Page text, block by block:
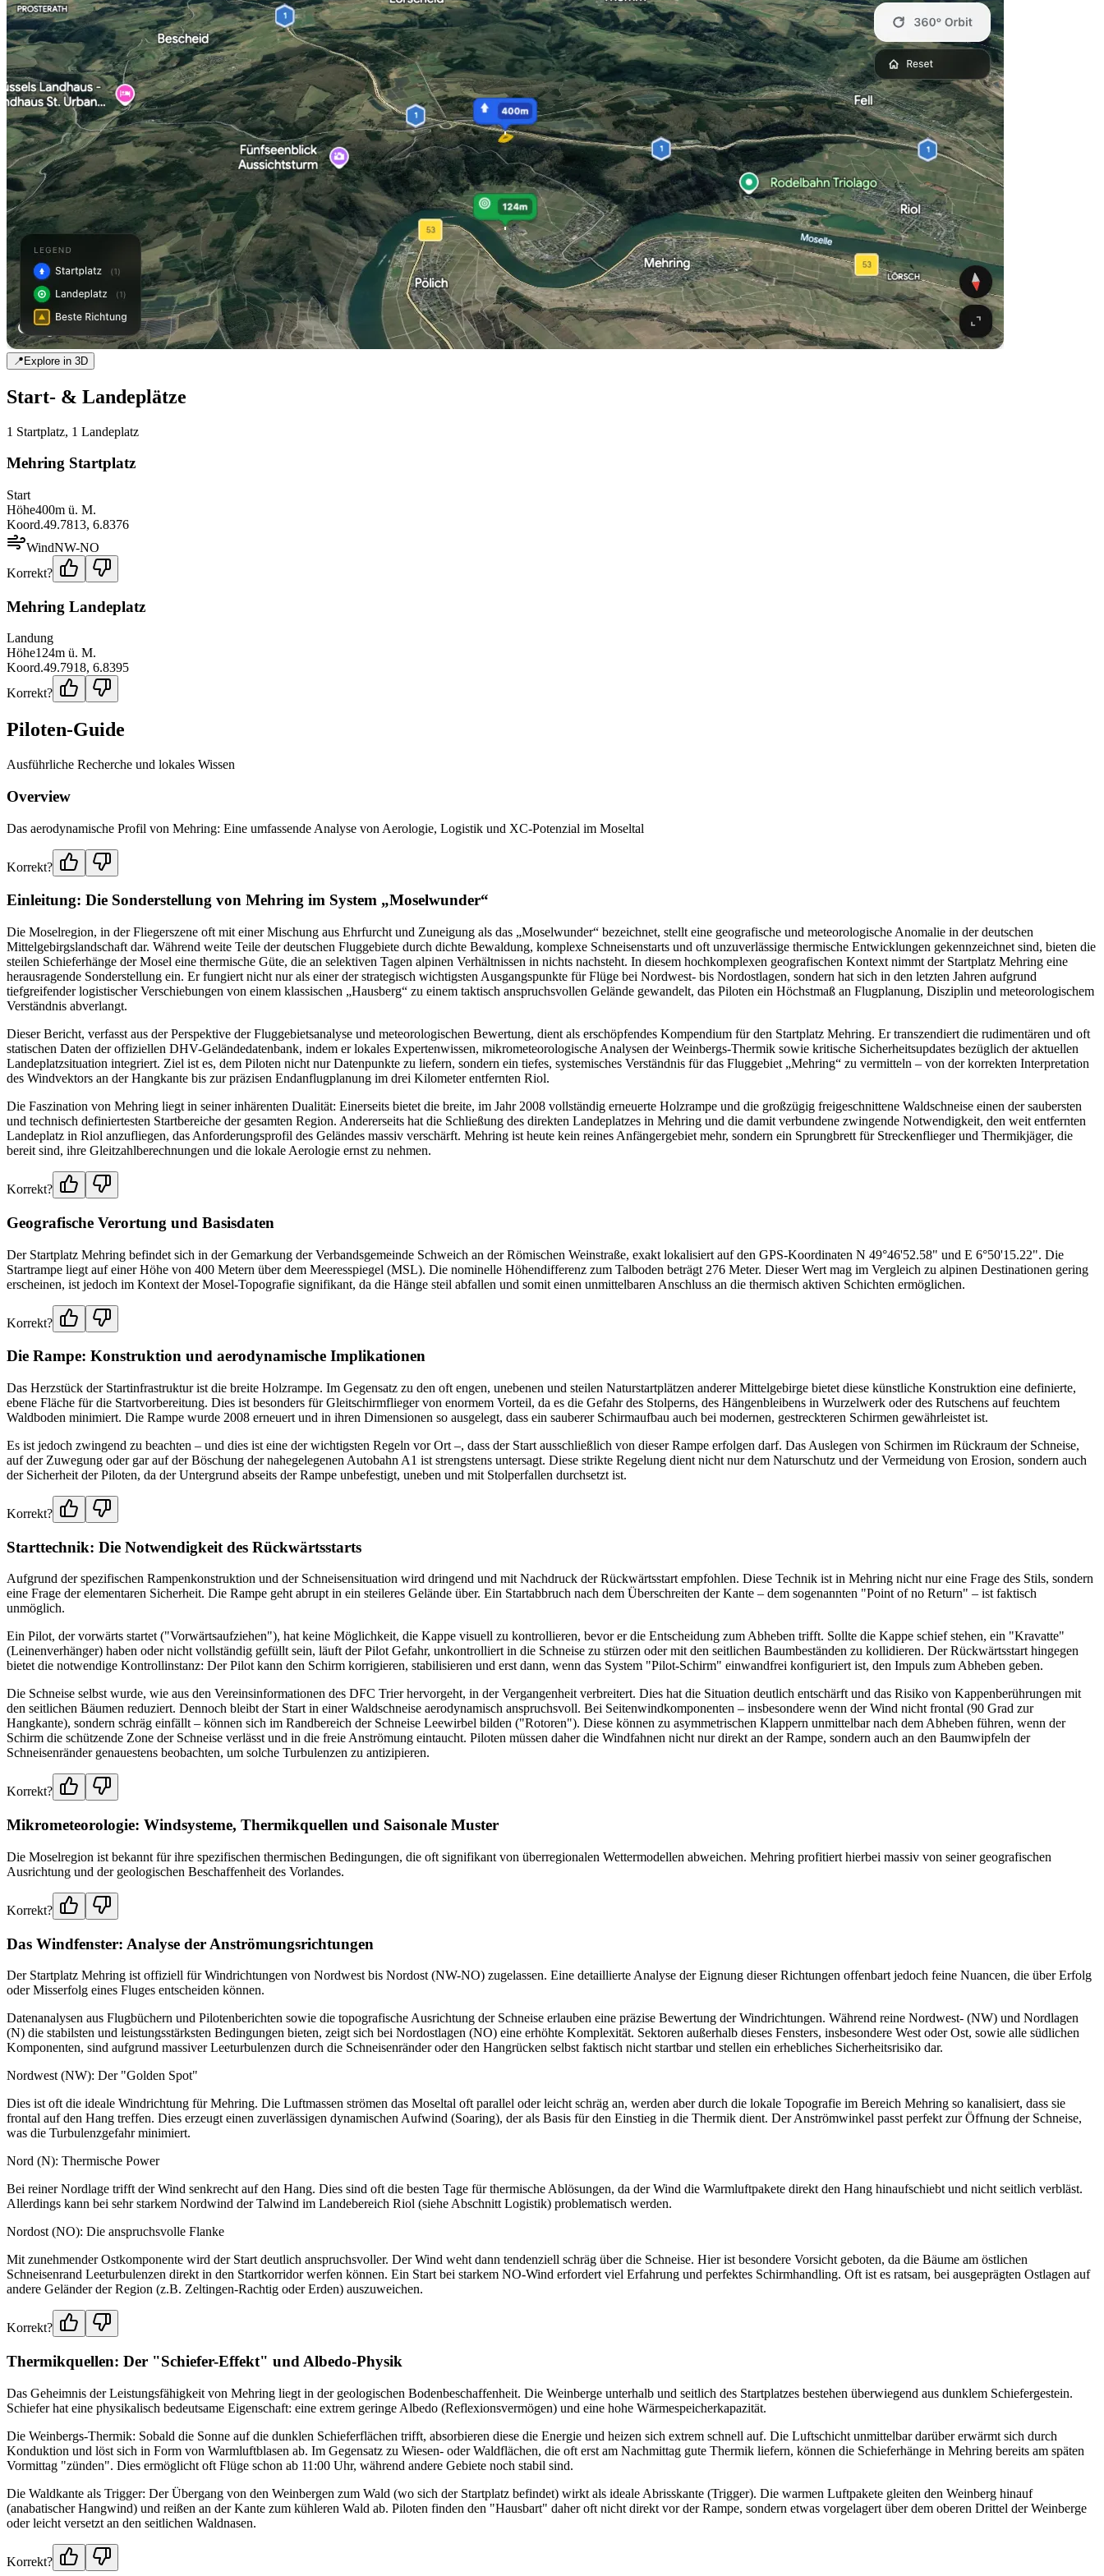
📍Explore in 3D
Start- & Landeplätze
1 Startplatz, 1 Landeplatz
Mehring Startplatz
Start
Höhe400m ü. M.
Koord.49.7813, 6.8376
WindNW-NO
Korrekt?
Mehring Landeplatz
Landung
Höhe124m ü. M.
Koord.49.7918, 6.8395
Korrekt?
Piloten-Guide
Ausführliche Recherche und lokales Wissen
Overview
Das aerodynamische Profil von Mehring: Eine umfassende Analyse von Aerologie, Logistik und XC-Potenzial im Moseltal
Korrekt?
Einleitung: Die Sonderstellung von Mehring im System „Moselwunder“
Die Moselregion, in der Fliegerszene oft mit einer Mischung aus Ehrfurcht und Zuneigung als das „Moselwunder“ bezeichnet, stellt eine geografische und meteorologische Anomalie in der deutschen
Mittelgebirgslandschaft dar. Während weite Teile der deutschen Fluggebiete durch dichte Bewaldung, komplexe Schneisenstarts und oft unzuverlässige thermische Entwicklungen gekennzeichnet sind, bieten die
steilen Schieferhänge der Mosel eine thermische Güte, die an selektiven Tagen alpinen Verhältnissen in nichts nachsteht. In diesem hochkomplexen geografischen Kontext nimmt der Startplatz Mehring eine
herausragende Sonderstellung ein. Er fungiert nicht nur als einer der strategisch wichtigsten Ausgangspunkte für Flüge bei Nordwest- bis Nordostlagen, sondern hat sich in den letzten Jahren aufgrund
tiefgreifender logistischer Verschiebungen von einem klassischen „Hausberg“ zu einem taktisch anspruchsvollen Gelände gewandelt, das Piloten ein Höchstmaß an Flugplanung, Disziplin und meteorologischem
Verständnis abverlangt.
Dieser Bericht, verfasst aus der Perspektive der Fluggebietsanalyse und meteorologischen Bewertung, dient als erschöpfendes Kompendium für den Startplatz Mehring. Er transzendiert die rudimentären und oft
statischen Daten der offiziellen DHV-Geländedatenbank, indem er lokales Expertenwissen, mikrometeorologische Analysen der Weinbergs-Thermik sowie kritische Sicherheitsupdates bezüglich der aktuellen
Landeplatzsituation integriert. Ziel ist es, dem Piloten nicht nur Datenpunkte zu liefern, sondern ein tiefes, systemisches Verständnis für das Fluggebiet „Mehring“ zu vermitteln – von der korrekten Interpretation
des Windvektors an der Hangkante bis zur präzisen Endanflugplanung im drei Kilometer entfernten Riol.
Die Faszination von Mehring liegt in seiner inhärenten Dualität: Einerseits bietet die breite, im Jahr 2008 vollständig erneuerte Holzrampe und die großzügig freigeschnittene Waldschneise einen der saubersten
und technisch definiertesten Startbereiche der gesamten Region. Andererseits hat die Schließung des direkten Landeplatzes in Mehring und die damit verbundene zwingende Notwendigkeit, den weit entfernten
Landeplatz in Riol anzufliegen, das Anforderungsprofil des Geländes massiv verschärft. Mehring ist heute kein reines Anfängergebiet mehr, sondern ein Sprungbrett für Streckenflieger und Thermikjäger, die
bereit sind, ihre Gleitzahlberechnungen und die lokale Aerologie ernst zu nehmen.
Korrekt?
Geografische Verortung und Basisdaten
Der Startplatz Mehring befindet sich in der Gemarkung der Verbandsgemeinde Schweich an der Römischen Weinstraße, exakt lokalisiert auf den GPS-Koordinaten N 49°46'52.58" und E 6°50'15.22". Die
Startrampe liegt auf einer Höhe von 400 Metern über dem Meeresspiegel (MSL). Die nominelle Höhendifferenz zum Talboden beträgt 276 Meter. Dieser Wert mag im Vergleich zu alpinen Destinationen gering
erscheinen, ist jedoch im Kontext der Mosel-Topografie signifikant, da die Hänge steil abfallen und somit einen unmittelbaren Anschluss an die thermisch aktiven Schichten ermöglichen.
Korrekt?
Die Rampe: Konstruktion und aerodynamische Implikationen
Das Herzstück der Startinfrastruktur ist die breite Holzrampe. Im Gegensatz zu den oft engen, unebenen und steilen Naturstartplätzen anderer Mittelgebirge bietet diese künstliche Konstruktion eine definierte,
ebene Fläche für die Startvorbereitung. Dies ist besonders für Gleitschirmflieger von enormem Vorteil, da es die Gefahr des Stolperns, des Hängenbleibens in Wurzelwerk oder des Rutschens auf feuchtem
Waldboden minimiert. Die Rampe wurde 2008 erneuert und in ihren Dimensionen so ausgelegt, dass ein sauberer Schirmaufbau auch bei modernen, gestreckteren Schirmen gewährleistet ist.
Es ist jedoch zwingend zu beachten – und dies ist eine der wichtigsten Regeln vor Ort –, dass der Start ausschließlich von dieser Rampe erfolgen darf. Das Auslegen von Schirmen im Rückraum der Schneise,
auf der Zuwegung oder gar auf der Böschung der nahegelegenen Autobahn A1 ist strengstens untersagt. Diese strikte Regelung dient nicht nur dem Naturschutz und der Vermeidung von Erosion, sondern auch
der Sicherheit der Piloten, da der Untergrund abseits der Rampe unbefestigt, uneben und mit Stolperfallen durchsetzt ist.
Korrekt?
Starttechnik: Die Notwendigkeit des Rückwärtsstarts
Aufgrund der spezifischen Rampenkonstruktion und der Schneisensituation wird dringend und mit Nachdruck der Rückwärtsstart empfohlen. Diese Technik ist in Mehring nicht nur eine Frage des Stils, sondern
eine Frage der elementaren Sicherheit. Die Rampe geht abrupt in ein steileres Gelände über. Ein Startabbruch nach dem Überschreiten der Kante – dem sogenannten "Point of no Return" – ist faktisch
unmöglich.
Ein Pilot, der vorwärts startet ("Vorwärtsaufziehen"), hat keine Möglichkeit, die Kappe visuell zu kontrollieren, bevor er die Entscheidung zum Abheben trifft. Sollte die Kappe schief stehen, ein "Kravatte"
(Leinenverhänger) haben oder nicht vollständig gefüllt sein, läuft der Pilot Gefahr, unkontrolliert in die Schneise zu stürzen oder mit den seitlichen Baumbeständen zu kollidieren. Der Rückwärtsstart hingegen
bietet die notwendige Kontrollinstanz: Der Pilot kann den Schirm korrigieren, stabilisieren und erst dann, wenn das System "Pilot-Schirm" einwandfrei konfiguriert ist, den Impuls zum Abheben geben.
Die Schneise selbst wurde, wie aus den Vereinsinformationen des DFC Trier hervorgeht, in der Vergangenheit verbreitert. Dies hat die Situation deutlich entschärft und das Risiko von Kappenberührungen mit
den seitlichen Bäumen reduziert. Dennoch bleibt der Start in einer Waldschneise aerodynamisch anspruchsvoll. Bei Seitenwindkomponenten – insbesondere wenn der Wind nicht frontal (90 Grad zur
Hangkante), sondern schräg einfällt – können sich im Randbereich der Schneise Leewirbel bilden ("Rotoren"). Diese können zu asymmetrischen Klappern unmittelbar nach dem Abheben führen, wenn der
Schirm die schützende Zone der Schneise verlässt und in die freie Anströmung eintaucht. Piloten müssen daher die Windfahnen nicht nur direkt an der Rampe, sondern auch an den Baumwipfeln der
Schneisenränder genauestens beobachten, um solche Turbulenzen zu antizipieren.
Korrekt?
Mikrometeorologie: Windsysteme, Thermikquellen und Saisonale Muster
Die Moselregion ist bekannt für ihre spezifischen thermischen Bedingungen, die oft signifikant von überregionalen Wettermodellen abweichen. Mehring profitiert hierbei massiv von seiner geografischen
Ausrichtung und der geologischen Beschaffenheit des Vorlandes.
Korrekt?
Das Windfenster: Analyse der Anströmungsrichtungen
Der Startplatz Mehring ist offiziell für Windrichtungen von Nordwest bis Nordost (NW-NO) zugelassen. Eine detaillierte Analyse der Eignung dieser Richtungen offenbart jedoch feine Nuancen, die über Erfolg
oder Misserfolg eines Fluges entscheiden können.
Datenanalysen aus Flugbüchern und Pilotenberichten sowie die topografische Ausrichtung der Schneise erlauben eine präzise Bewertung der Windrichtungen. Während reine Nordwest- (NW) und Nordlagen
(N) die stabilsten und leistungsstärksten Bedingungen bieten, zeigt sich bei Nordostlagen (NO) eine erhöhte Komplexität. Sektoren außerhalb dieses Fensters, insbesondere West oder Ost, sowie alle südlichen
Komponenten, sind aufgrund massiver Leeturbulenzen durch die Schneisenränder oder den Hangrücken selbst faktisch nicht startbar und stellen ein erhebliches Sicherheitsrisiko dar.
Nordwest (NW): Der "Golden Spot"
Dies ist oft die ideale Windrichtung für Mehring. Die Luftmassen strömen das Moseltal oft parallel oder leicht schräg an, werden aber durch die lokale Topografie im Bereich Mehring so kanalisiert, dass sie
frontal auf den Hang treffen. Dies erzeugt einen zuverlässigen dynamischen Aufwind (Soaring), der als Basis für den Einstieg in die Thermik dient. Der Anströmwinkel passt perfekt zur Öffnung der Schneise,
was die Turbulenzgefahr minimiert.
Nord (N): Thermische Power
Bei reiner Nordlage trifft der Wind senkrecht auf den Hang. Dies sind oft die besten Tage für thermische Ablösungen, da der Wind die Warmluftpakete direkt den Hang hinaufschiebt und nicht seitlich verbläst.
Allerdings kann bei sehr starkem Nordwind der Talwind im Landebereich Riol (siehe Abschnitt Logistik) problematisch werden.
Nordost (NO): Die anspruchsvolle Flanke
Mit zunehmender Ostkomponente wird der Start deutlich anspruchsvoller. Der Wind weht dann tendenziell schräg über die Schneise. Hier ist besondere Vorsicht geboten, da die Bäume am östlichen
Schneisenrand Leeturbulenzen direkt in den Startkorridor werfen können. Ein Start bei starkem NO-Wind erfordert viel Erfahrung und perfektes Schirmhandling. Oft ist es ratsam, bei ausgeprägten Ostlagen auf
andere Geländer der Region (z.B. Zeltingen-Rachtig oder Erden) auszuweichen.
Korrekt?
Thermikquellen: Der "Schiefer-Effekt" und Albedo-Physik
Das Geheimnis der Leistungsfähigkeit von Mehring liegt in der geologischen Bodenbeschaffenheit. Die Weinberge unterhalb und seitlich des Startplatzes bestehen überwiegend aus dunklem Schiefergestein.
Schiefer hat eine physikalisch bedeutsame Eigenschaft: eine extrem geringe Albedo (Reflexionsvermögen) und eine hohe Wärmespeicherkapazität.
Die Weinbergs-Thermik: Sobald die Sonne auf die dunklen Schieferflächen trifft, absorbieren diese die Energie und heizen sich extrem schnell auf. Die Luftschicht unmittelbar darüber erwärmt sich durch
Konduktion und löst sich in Form von Warmluftblasen ab. Im Gegensatz zu Wiesen- oder Waldflächen, die oft erst am Nachmittag gute Thermik liefern, können die Schieferhänge in Mehring bereits am späten
Vormittag "zünden". Dies ermöglicht oft Flüge schon ab 11:00 Uhr, während andere Gebiete noch stabil sind.
Die Waldkante als Trigger: Der Übergang von den Weinbergen zum Wald (wo sich der Startplatz befindet) wirkt als ideale Abrisskante (Trigger). Die warmen Luftpakete gleiten den Weinberg hinauf
(anabatischer Hangwind) und reißen an der Kante zum kühleren Wald ab. Piloten finden den "Hausbart" daher oft nicht direkt vor der Rampe, sondern etwas vorgelagert über dem oberen Drittel der Weinberge
oder leicht versetzt an den seitlichen Waldnasen.
Korrekt?